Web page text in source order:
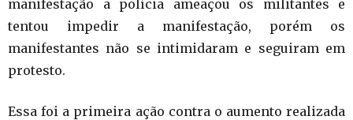
manifestação a polícia ameaçou os militantes e
tentou impedir a manifestação, porém os
manifestantes não se intimidaram e seguiram em
protesto.
Essa foi a primeira ação contra o aumento realizada